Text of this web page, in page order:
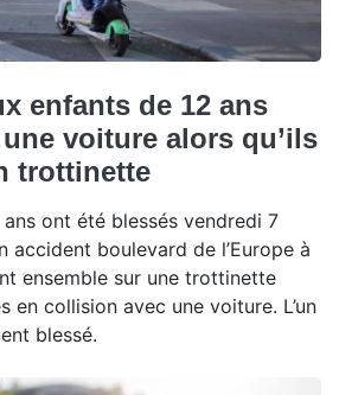
enfants de 12 ans
voiture alors qu’ils
trottinette
ont été blessés vendredi 7
accident boulevard de l’Europe à
ensemble sur une trottinette
en collision avec une voiture. L’un
blessé.